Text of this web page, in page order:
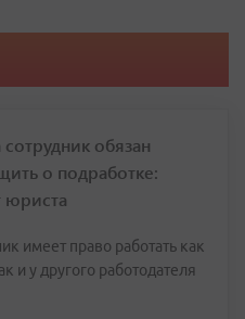
сотрудник обязан
о подработке:
юриста
имеет право работать как
и у другого работодателя